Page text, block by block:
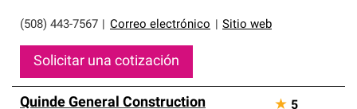
(508) 443-7567 Correo electrónico Sitio web
Solicitar una cotización
Quinde General Construction
★ 5